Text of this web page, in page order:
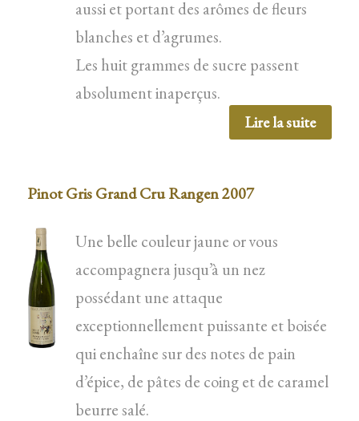
aussi et portant des arômes de fleurs
blanches et d’agrumes.
Les huit grammes de sucre passent
absolument inaperçus.
Lire la suite
Pinot Gris Grand Cru Rangen 2007
Une belle couleur jaune or vous
accompagnera jusqu’à un nez
possédant une attaque
exceptionnellement puissante et boisée
qui enchaîne sur des notes de pain
d’épice, de pâtes de coing et de caramel
beurre salé.